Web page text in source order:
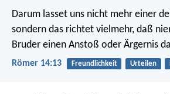
Darum lasset uns nicht mehr einer
sondern das richtet vielmehr, daß
Bruder einen Anstoß oder Ärgernis
Römer 14:13 Freundlichkeit Urteilen